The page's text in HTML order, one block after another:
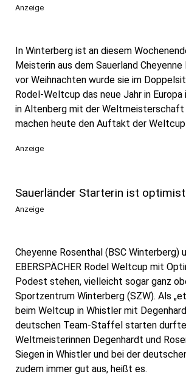
Anzeige
In Winterberg ist an diesem
Meisterin aus dem Sauerland
vor Weihnachten wurde sie im
Rodel-Weltcup das neue Jahr in
in Altenberg mit der Weltmeisterschaft
machen heute den Auftakt der
Anzeige
Sauerländer Starterin ist
Anzeige
Cheyenne Rosenthal (BSC Winterberg)
EBERSPÄCHER Rodel Weltcup mit
Podest stehen, vielleicht sogar ganz
Sportzentrum Winterberg (SZW). Als
beim Weltcup in Whistler mit
deutschen Team-Staffel starten
Weltmeisterinnen Degenhardt und
Siegen in Whistler und bei der
zudem immer gut aus, heißt es.